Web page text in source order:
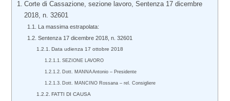
Corte di Cassazione, sezione lavoro, Sentenza 17 dicembre
2018, n. 32601
La massima estrapolata:
Sentenza 17 dicembre 2018, n. 32601
Data udienza 17 ottobre 2018
SEZIONE LAVORO
Dott. MANNA Antonio – Presidente
Dott. MANCINO Rossana – rel. Consigliere
FATTI DI CAUSA